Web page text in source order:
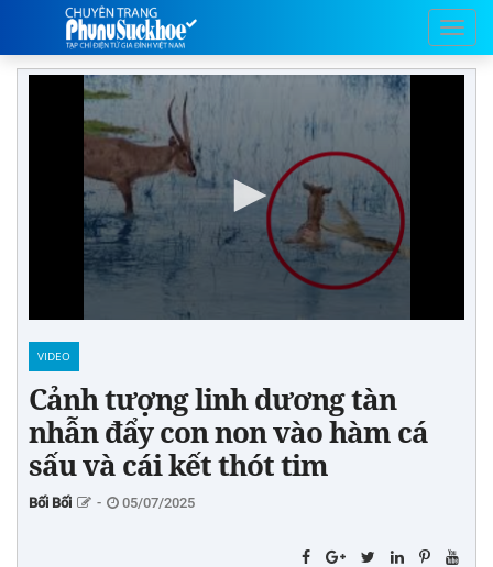
VIDEO
Cảnh tượng linh dương tàn
nhẫn đẩy con non vào hàm cá
sấu và cái kết thót tim
Bối Bối - 05/07/2025